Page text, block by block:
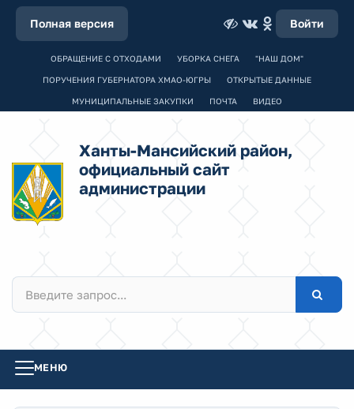
Полная версия Войти
ОБРАЩЕНИЕ С ОТХОДАМИ УБОРКА СНЕГА "НАШ ДОМ"
ПОРУЧЕНИЯ ГУБЕРНАТОРА ХМАО-ЮГРЫ ОТКРЫТЫЕ ДАННЫЕ
МУНИЦИПАЛЬНЫЕ ЗАКУПКИ ПОЧТА ВИДЕО
Ханты-Мансийский район,
официальный сайт
администрации
МЕНЮ